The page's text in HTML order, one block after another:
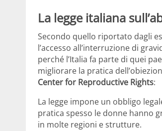
La legge italiana
Secondo quello riportato dagli
l’accesso all’interruzione di
perché l’Italia fa parte di quei
migliorare la pratica
Center for Reproductive Rights:
La legge impone un obbligo
pratica spesso le donne hanno
in molte regioni e strutture.